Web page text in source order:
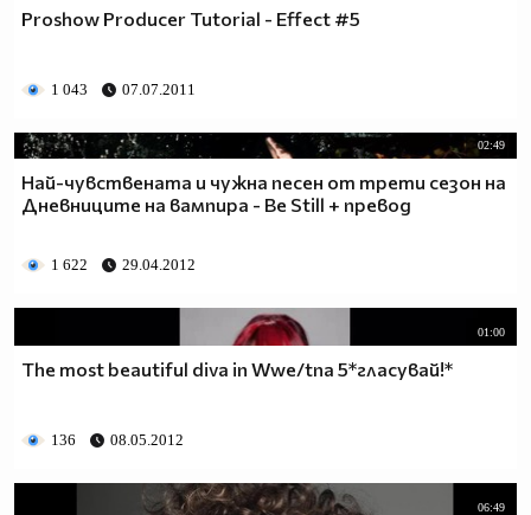
Proshow Producer Tutorial - Effect #5
1 043 07.07.2011
02:49
Най-чувствената и чужна песен от трети сезон на
Дневниците на вампира - Be Still + превод
1 622 29.04.2012
01:00
The most beautiful diva in Wwe/tna 5*гласувай!*
136 08.05.2012
06:49